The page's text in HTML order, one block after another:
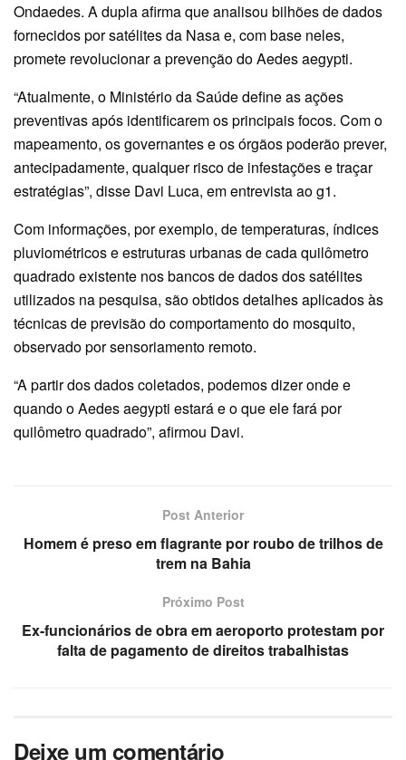
Ondaedes. A dupla afirma que analisou bilhões de dados
fornecidos por satélites da Nasa e, com base neles,
promete revolucionar a prevenção do Aedes aegypti.
“Atualmente, o Ministério da Saúde define as ações
preventivas após identificarem os principais focos. Com o
mapeamento, os governantes e os órgãos poderão prever,
antecipadamente, qualquer risco de infestações e traçar
estratégias”, disse Davi Luca, em entrevista ao g1.
Com informações, por exemplo, de temperaturas, índices
pluviométricos e estruturas urbanas de cada quilômetro
quadrado existente nos bancos de dados dos satélites
utilizados na pesquisa, são obtidos detalhes aplicados às
técnicas de previsão do comportamento do mosquito,
observado por sensoriamento remoto.
“A partir dos dados coletados, podemos dizer onde e
quando o Aedes aegypti estará e o que ele fará por
quilômetro quadrado”, afirmou Davi.
Post Anterior
Homem é preso em flagrante por roubo de trilhos de
trem na Bahia
Próximo Post
Ex-funcionários de obra em aeroporto protestam por
falta de pagamento de direitos trabalhistas
Deixe um comentário